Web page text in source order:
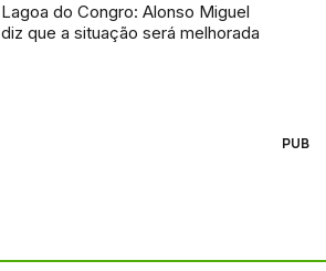
Lagoa do Congro: Alonso Miguel
diz que a situação será melhorada
PUB